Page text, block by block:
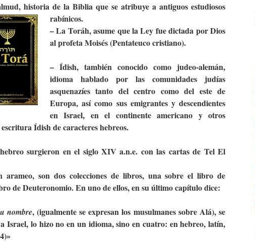
historia de la Biblia que se atribuye a antiguos estudiosos
rabínicos.
– La Toráh, asume que la Ley fue dictada por Dios
al profeta Moisés (Pentateuco cristiano).
– Ídish​, también conocido como judeo-alemán,
idioma hablado por las comunidades judías
asquenazíes tanto del centro como del este de
Europa, así como sus emigrantes y descendientes
en Israel, en el continente americano y otros
Ídish de caracteres hebreos.
surgieron en el siglo XIV a.n.e. con las cartas de Tel El
arameo, son dos colecciones de libros, una sobre el libro de
de Deuteronomio. En uno de ellos, en su último capítulo dice:
nombre, (igualmente se expresan los musulmanes sobre Alá), se
Israel, lo hizo no en un idioma, sino en cuatro: en hebreo, latín,